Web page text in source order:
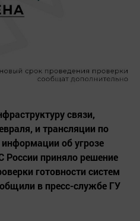
связи,
и трансляции по
об угрозе
России приняло решение
готовности систем
в пресс-службе ГУ